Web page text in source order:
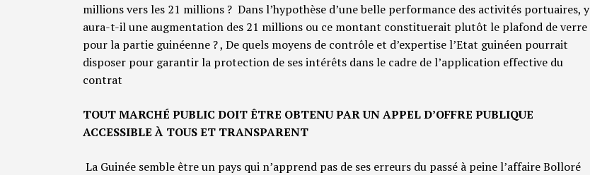
millions vers les 21 millions ? Dans l’hypothèse d’une belle performance des activités portuaires, y
aura-t-il une augmentation des 21 millions ou ce montant constituerait plutôt le plafond de verre
pour la partie guinéenne ? , De quels moyens de contrôle et d’expertise l’Etat guinéen pourrait
disposer pour garantir la protection de ses intérêts dans le cadre de l’application effective du
contrat
TOUT MARCHÉ PUBLIC DOIT ÊTRE OBTENU PAR UN APPEL D’OFFRE PUBLIQUE
ACCESSIBLE À TOUS ET TRANSPARENT
La Guinée semble être un pays qui n’apprend pas de ses erreurs du passé à peine l’affaire Bolloré